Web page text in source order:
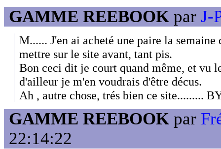
GAMME REEBOOK par J-
M...... J'en ai acheté une paire la semaine
mettre sur le site avant, tant pis.
Bon ceci dit je court quand même, et vu
d'ailleur je m'en voudrais d'être décus.
Ah , autre chose, trés bien ce site.........
GAMME REEBOOK par
22:14:22